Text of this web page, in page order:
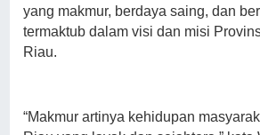
yang makmur, berdaya saing, dan
termaktub dalam visi dan misi
Riau.
“Makmur artinya kehidupan